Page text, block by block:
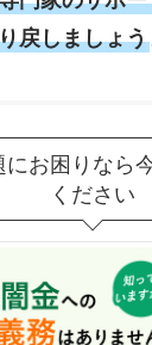
戻しましょう
にお困りなら
ください